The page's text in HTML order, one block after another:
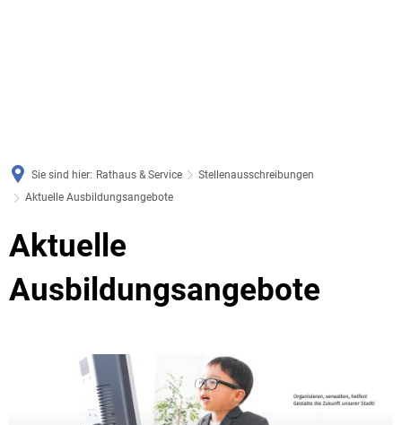
Sie sind hier: Rathaus & Service
Stellenausschreibungen
Aktuelle Ausbildungsangebote
Aktuelle
Ausbildungsangebote
Aktuelle
Ausbildungsangebote